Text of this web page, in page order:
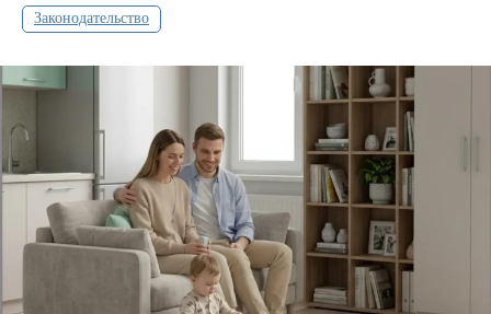
Законодательство